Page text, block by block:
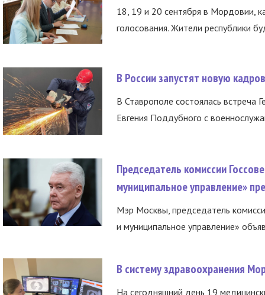
18, 19 и 20 сентября в Мордовии,
голосования. Жители республики
В России запустят новую
В Ставрополе состоялась встреча
Евгения Поддубного с
Председатель комиссии
муниципальное управление»
Мэр Москвы, председатель
и муниципальное управление»
В систему здравоохранения
На сегодняшний день 19